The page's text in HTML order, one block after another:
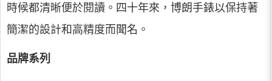
時候都清晰便於閱讀。四十年來，博朗手錶以保持著
簡潔的設計和高精度而聞名。
品牌系列